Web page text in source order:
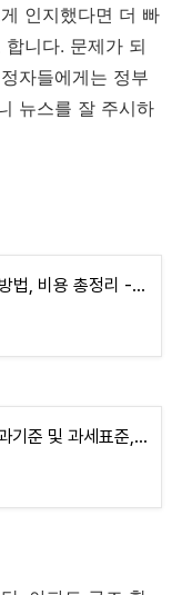
인지했다면 더 빠
니다. 문제가 되
자들에게는 정부
뉴스를 잘 주시하
전세보증보험 가입조건, 방법, 비용 총정리 - 인포메이션 박스
2023 재산세 계산기, 부과기준 및 과세표준, 납부기간 - 인포메이션 박스